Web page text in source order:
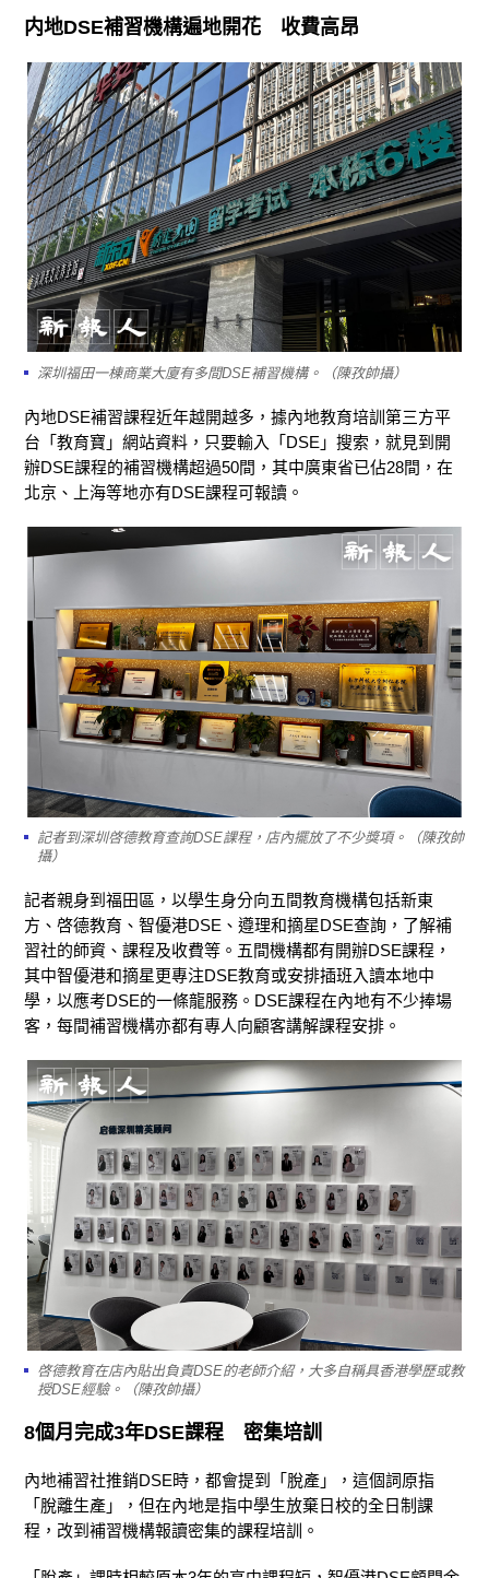
内地DSE補習機構遍地開花 收費高昂
深圳福田一棟商業大廈有多間DSE補習機構。（陳孜帥攝）
內地DSE補習課程近年越開越多 ，據內地教育培訓 第三方平
台 「 教育寶 」 網站資料 ， 只要輸入「 DSE 」搜索，就見到 開
辦DSE課程的補習機構超過50間 ， 其中廣東省已佔28間 ， 在
北京、上海等地亦有DSE課程可報讀 。
記者到深圳啓德教育查詢DSE課程，店內擺放了不少獎項。（陳孜帥
攝）
記者親身到 福田區，以學生身分向五間教育機構包括新東
方、啓德教育、智優港DSE、遵理和摘星DSE查詢，了解補
習社的師資、課程及收費等。五間機構都有開辦DSE課程，
其中智優港和摘星更專注DSE教育或安排插班入讀本地中
學，以應考DSE的一條龍服務。DSE課程在內地有不少捧場
客，每間補習機構亦都有專人向顧客講解課程安排。
啓德教育在店內貼出負責DSE的老師介紹，大多自稱具香港學歷或教
授DSE經驗。（陳孜帥攝）
8個月完成3年DSE課程 密集培訓
內地補習社推銷DSE時，都會提到「脫產」，這個詞原指
「脫離生產」，但在內地是指中學生放棄日校的全日制課
程，改到補習機構報讀密集的課程培訓。